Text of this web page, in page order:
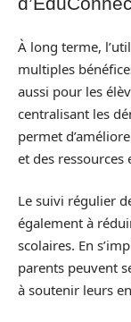
À long terme,
multiples
aussi pour les
centralisant les
permet
et des ressources
Le suivi régulier
également à
scolaires. En
parents peuvent
à soutenir leurs